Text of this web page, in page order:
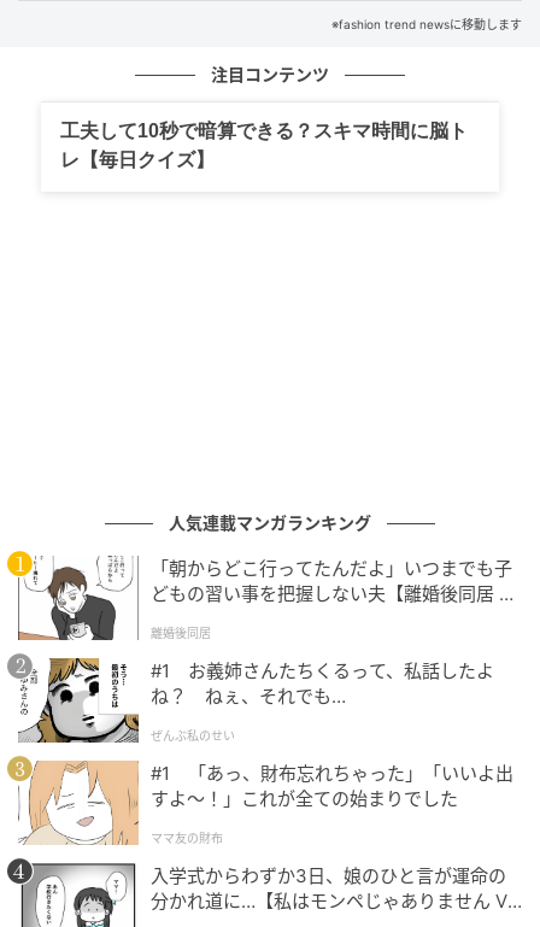
口にはゴムが入っているのでたくし上げやすく、簡単
に抜け感をプラスできそう。こちらも裾のドロストを
絞れるので、女性らしいシルエットで着こなせます。
※すべての商品情報・画像はGU出典です。
※記事内の情報は執筆時のものになります。価格変更
や、販売終了の可能性もございます。最新の商品情報
は各お店・ブランドなどにご確認くださいませ。
writer：Emika.M
次の記事
※fashion trend newsに移動します
注目コンテンツ
工夫して10秒で暗算できる？スキマ時間に脳ト
レ【毎日クイズ】
人気連載マンガランキング
「朝からどこ行ってたんだよ」いつまでも子
どもの習い事を把握しない夫【離婚後同居 Vo
離婚後同居
#1 お義姉さんたちくるって、私話したよ
ね？ ねぇ、それでも…
ぜんぶ私のせい
#1 「あっ、財布忘れちゃった」「いいよ出
すよ〜！」これが全ての始まりでした
ママ友の財布
入学式からわずか3日、娘のひと言が運命の
分かれ道に…【私はモンペじゃありません Vo